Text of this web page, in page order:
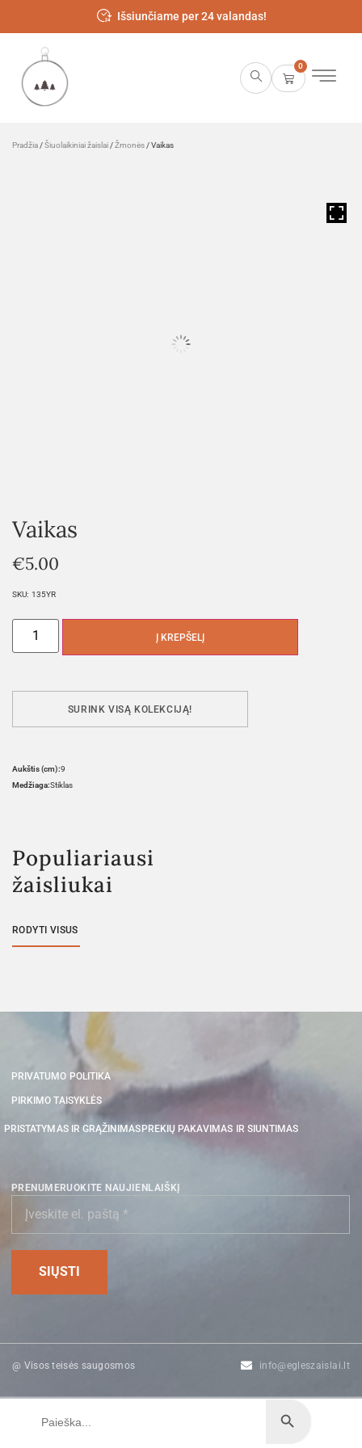
Išsiunčiame per 24 valandas!
0
Pradžia /Šiuolaikiniai žaislai /Žmonės / Vaikas
Vaikas
€5.00
SKU: 135YR
Į KREPŠELĮ
SURINK VISĄ KOLEKCIJĄ!
Aukštis (cm):9
Medžiaga:Stiklas
Populiariausi
žaisliukai
RODYTI VISUS
PRIVATUMO POLITIKA
PIRKIMO TAISYKLĖS
PRISTATYMAS IR GRĄŽINIMAS PREKIŲ PAKAVIMAS IR SIUNTIMAS
PRENUMERUOKITE NAUJIENLAIŠKĮ
@ Visos teisės saugosmos info@egleszaislai.lt